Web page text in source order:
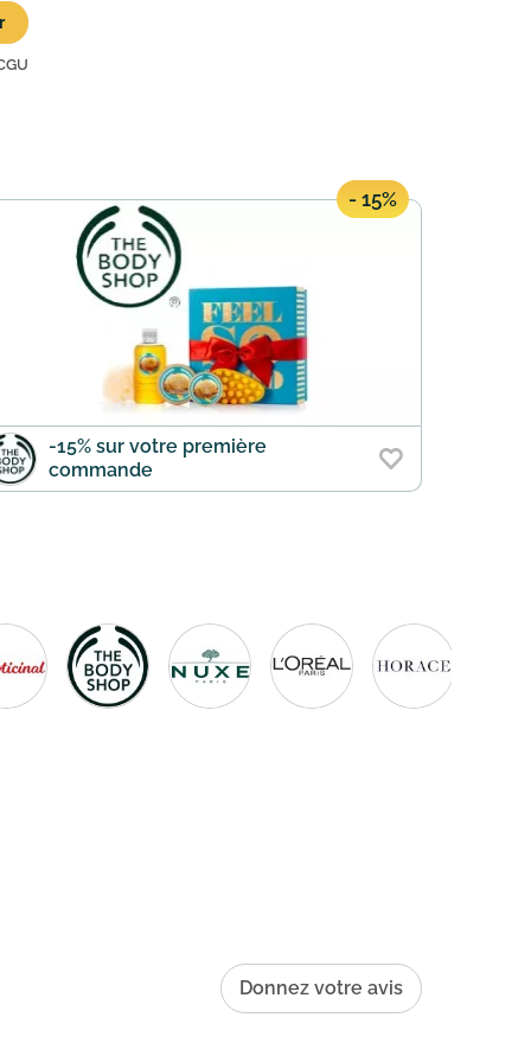
- 15%
-15% sur votre première
commande
Donnez votre avis